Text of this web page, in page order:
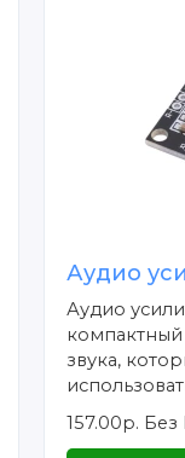
Аудио
Аудио
звука,
157.00р. Без